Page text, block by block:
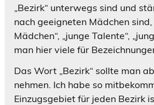
„Bezirk“ unterwegs sind und
nach geeigneten Mädchen
Mädchen“, „junge Talente“,
man hier viele für
Das Wort „Bezirk“ sollte man
nehmen. Ich habe so
Einzugsgebiet für jeden Bezirk